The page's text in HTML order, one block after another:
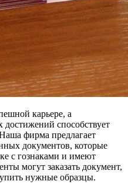
карьере, а
способствует
фирма предлагает
документов, которые
с гознаками и имеют
могут заказать документ,
нужные образцы.